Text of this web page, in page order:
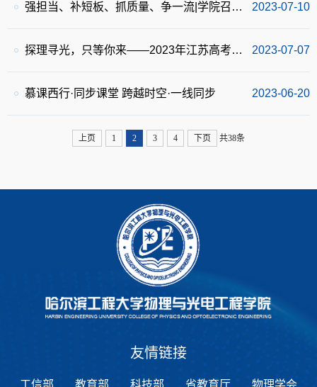
2023-07-10
强担当、补短板、抓质量、争一流|学院召开暑假工作会议准备会暨上半年本科人才培养总结会
2023-07-07
探理寻光，只等你来——2023年江苏高考招生宣传回顾
2023-06-20
慕课西行·同步课堂 跨越时空·一线同步
上页 1 2 3 4 下页 共38条
友情链接
工信部 教育部 科技部 省教育厅 物理学会